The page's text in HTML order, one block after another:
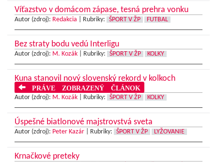
Víťazstvo v domácom zápase, tesná prehra vonku
Autor (zdroj): Redakcia Rubriky: ŠPORT V ŽP FUTBAL
Bez straty bodu vedú Interligu
Autor (zdroj): M. Kozák Rubriky: ŠPORT V ŽP KOLKY
Kuna stanovil nový slovenský rekord v kolkoch
PRÁVE ZOBRAZENÝ ČLÁNOK
Autor (zdroj): M. Kozák Rubriky: ŠPORT V ŽP KOLKY
Úspešné biatlonové majstrovstvá sveta
Autor (zdroj): Peter Kazár Rubriky: ŠPORT V ŽP LYŽOVANIE
Krnačkové preteky